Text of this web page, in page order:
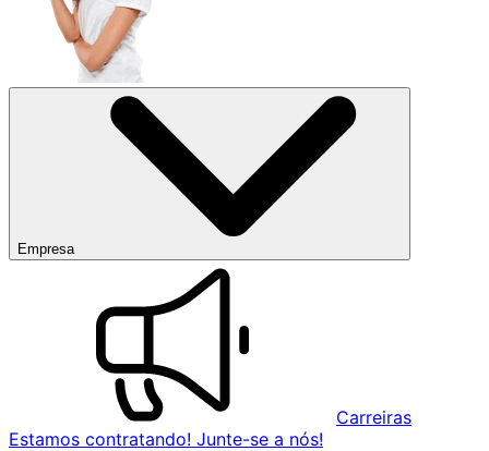
Empresa
Carreiras
Estamos contratando! Junte-se a nós!